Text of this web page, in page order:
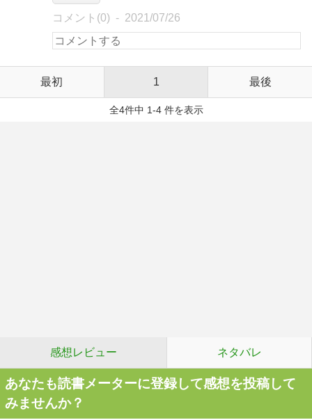
コメント(0) 2021/07/26
最初 1 最後
全4件中 1-4 件を表示
感想レビュー ネタバレ
あなたも読書メーターに登録して感想を投稿して
みませんか？